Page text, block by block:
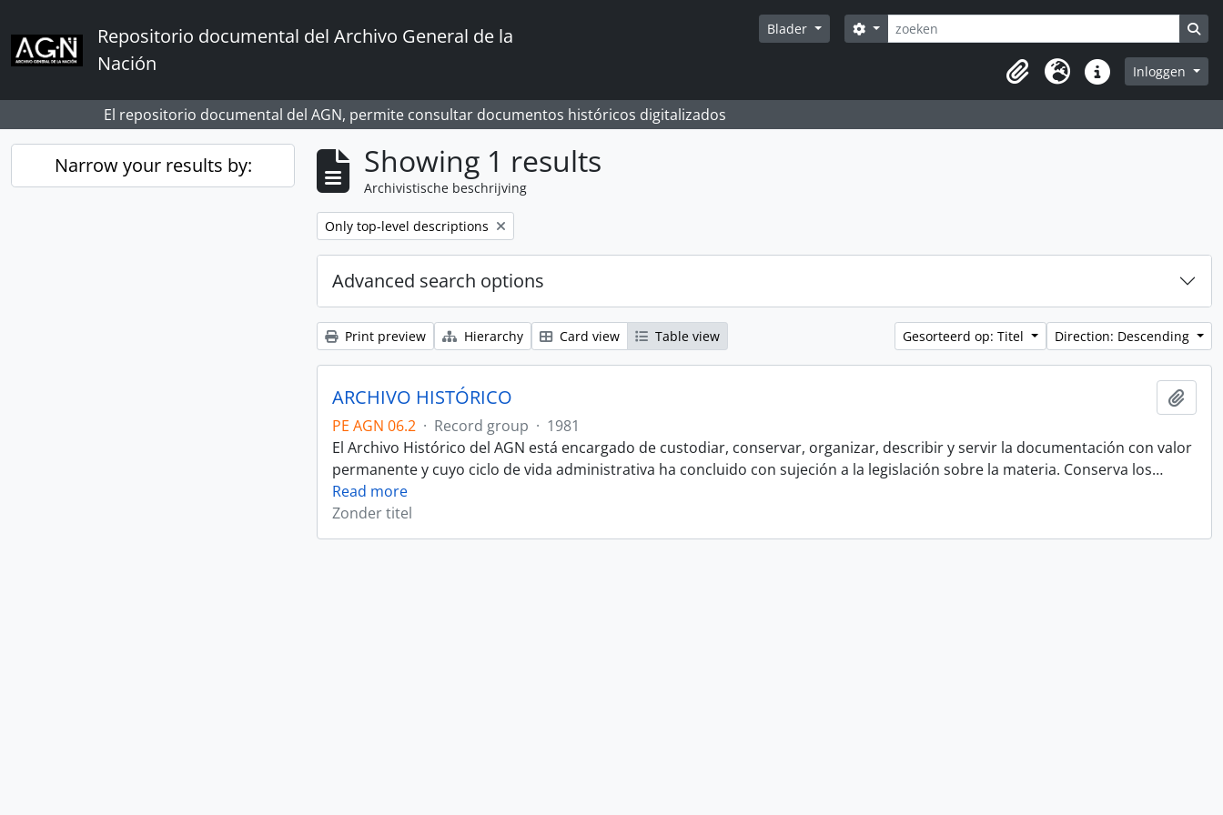
Repositorio documental del Archivo General de la
Nación
Blader zoeken
Search options
Clipboard
Taal Quick linksInloggen
El repositorio documental del AGN, permite consultar documentos históricos digitalizados
Narrow your results by: Showing 1 results
Archivistische beschrijving
Remove filter:
Only top-level descriptions
Advanced search options
Print preview Hierarchy Card view Table view Gesorteerd op: Titel Direction: Descending
ARCHIVO HISTÓRICO
PE AGN 06.2 · Record group · 1981
El Archivo Histórico del AGN está encargado de custodiar, conservar, organizar, describir y servir la documentación con valor
permanente y cuyo ciclo de vida administrativa ha concluido con sujeción a la legislación sobre la materia. Conserva los…
Read more
Zonder titel